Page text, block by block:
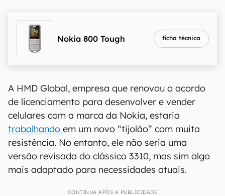
Nokia 800 Tough ficha técnica
A HMD Global, empresa que renovou o acordo
de licenciamento para desenvolver e vender
celulares com a marca da Nokia, estaria
trabalhando em um novo “tijolão” com muita
resistência. No entanto, ele não seria uma
versão revisada do clássico 3310, mas sim algo
mais adaptado para necessidades atuais.
CONTINUA APÓS A PUBLICIDADE